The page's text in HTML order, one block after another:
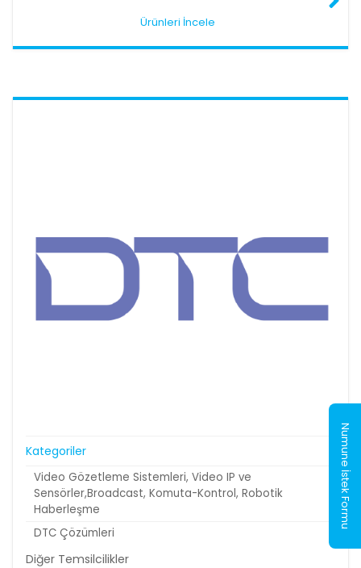
Kategoriler
Video Gözetleme Sistemleri, Video IP ve
Sensörler,Broadcast, Komuta-Kontrol, Robotik
Haberleşme
DTC Çözümleri
Diğer Temsilcilikler
Ürünleri İncele
Numune İstek Formu